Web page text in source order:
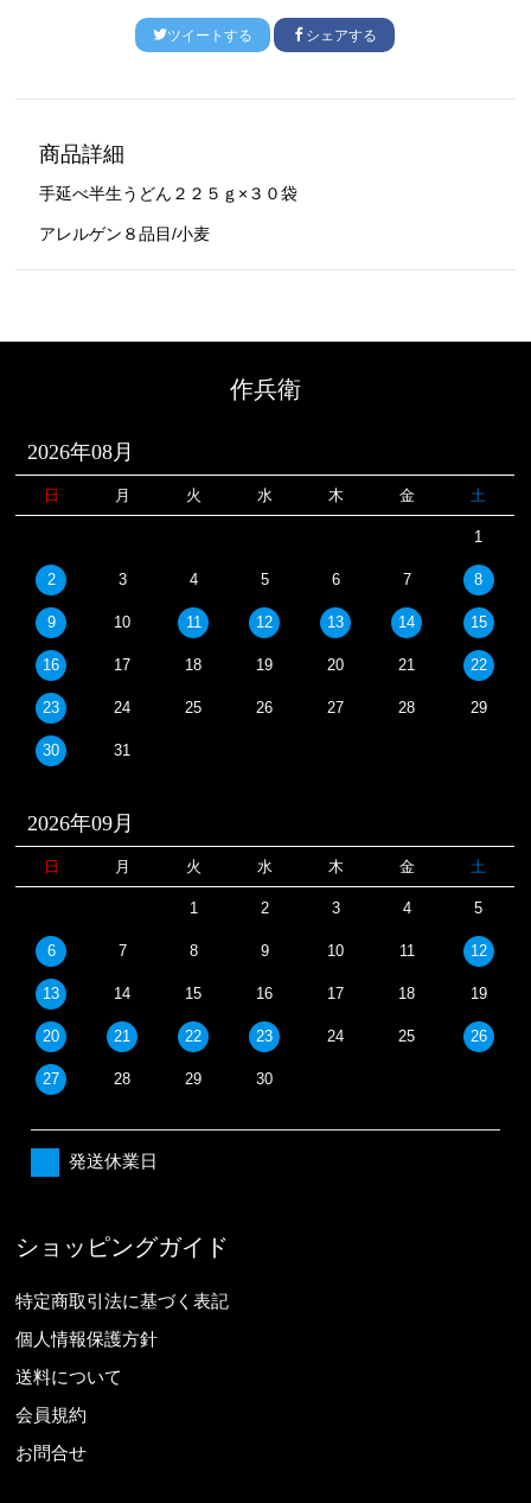
ツイートする シェアする
商品詳細
手延べ半生うどん２２５ｇ×３０袋
アレルゲン８品目/小麦
作兵衛
2026年08月
日 月 火 水 木 金 土
1
2 3 4 5 6 7 8
9 10 11 12 13 14 15
16 17 18 19 20 21 22
23 24 25 26 27 28 29
30 31
2026年09月
日 月 火 水 木 金 土
1 2 3 4 5
6 7 8 9 10 11 12
13 14 15 16 17 18 19
20 21 22 23 24 25 26
27 28 29 30
発送休業日
ショッピングガイド
特定商取引法に基づく表記
個人情報保護方針
送料について
会員規約
お問合せ